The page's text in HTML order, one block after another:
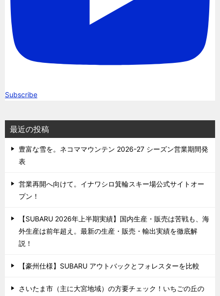
Subscribe
最近の投稿
豊富な雪を。ネコママウンテン 2026-27 シーズン営業期間発
表
営業再開へ向けて。イナワシロ箕輪スキー場公式サイトオー
プン！
【SUBARU 2026年上半期実績】国内生産・販売は苦戦も、海
外生産は前年超え。最新の生産・販売・輸出実績を徹底解
説！
【豪州仕様】SUBARU アウトバックとフォレスターを比較
さいたま市（主に大宮地域）の方要チェック！いちごの丘の